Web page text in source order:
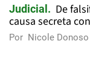
Judicial
De
causa secreta
Por Nicole Donoso